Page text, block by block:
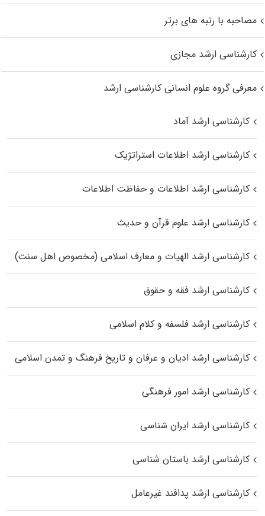
مصاحبه با رتبه های برتر
کارشناسی ارشد مجازی
معرفی گروه علوم انسانی کارشناسی ارشد
کارشناسی ارشد آماد
کارشناسی ارشد اطلاعات استراتژیک
کارشناسی ارشد اطلاعات و حفاظت اطلاعات
کارشناسی ارشد علوم قرآن و حدیث
کارشناسی ارشد الهیات و معارف اسلامی (مخصوص اهل سنت)
کارشناسی ارشد فقه و حقوق
کارشناسی ارشد فلسفه و کلام اسلامی
کارشناسی ارشد ادیان و عرفان و تاریخ فرهنگ و تمدن اسلامی
کارشناسی ارشد امور فرهنگی
کارشناسی ارشد ایران شناسی
کارشناسی ارشد باستان شناسی
کارشناسی ارشد پدافند غیرعامل